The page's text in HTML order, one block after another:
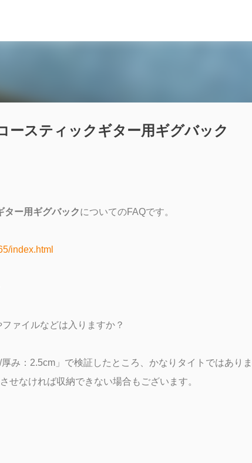
ースティックギター用ギグバック
ー用ギグバックについてのFAQです。
index.html
ァイルなどは入りますか？
み：2.5cm」で検証したところ、かなりタイトではあり
せなければ収納できない場合もございます。